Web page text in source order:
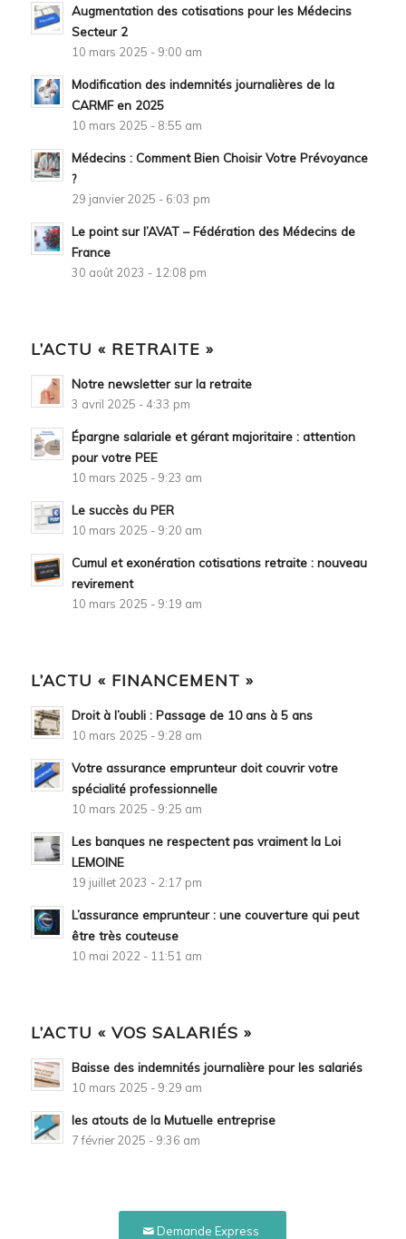
Augmentation des cotisations pour les Médecins
Secteur 2
10 mars 2025 - 9:00 am
Modification des indemnités journalières de la
CARMF en 2025
10 mars 2025 - 8:55 am
Médecins : Comment Bien Choisir Votre Prévoyance
?
29 janvier 2025 - 6:03 pm
Le point sur l’AVAT – Fédération des Médecins de
France
30 août 2023 - 12:08 pm
L’ACTU « RETRAITE »
Notre newsletter sur la retraite
3 avril 2025 - 4:33 pm
Épargne salariale et gérant majoritaire : attention
pour votre PEE
10 mars 2025 - 9:23 am
Le succès du PER
10 mars 2025 - 9:20 am
Cumul et exonération cotisations retraite : nouveau
revirement
10 mars 2025 - 9:19 am
L’ACTU « FINANCEMENT »
Droit à l’oubli : Passage de 10 ans à 5 ans
10 mars 2025 - 9:28 am
Votre assurance emprunteur doit couvrir votre
spécialité professionnelle
10 mars 2025 - 9:25 am
Les banques ne respectent pas vraiment la Loi
LEMOINE
19 juillet 2023 - 2:17 pm
L’assurance emprunteur : une couverture qui peut
être très couteuse
10 mai 2022 - 11:51 am
L’ACTU « VOS SALARIÉS »
Baisse des indemnités journalière pour les salariés
10 mars 2025 - 9:29 am
les atouts de la Mutuelle entreprise
7 février 2025 - 9:36 am
Demande Express